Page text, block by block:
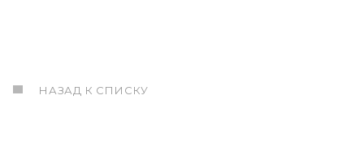
НАЗАД К СПИСКУ